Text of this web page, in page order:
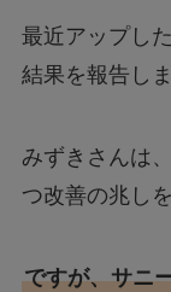
最近アップし
結果を報告しま
みずきさんは
つ改善の兆し
ですが、サニ